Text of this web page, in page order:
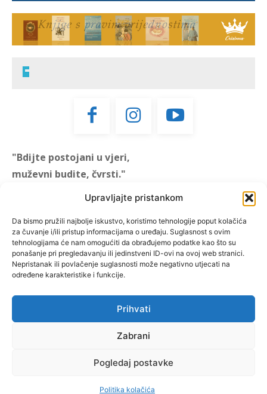
Upravljajte pristankom
Da bismo pružili najbolje iskustvo, koristimo tehnologije poput kolačića
za čuvanje i/ili pristup informacijama o uređaju. Suglasnost s ovim
tehnologijama će nam omogućiti da obrađujemo podatke kao što su
ponašanje pri pregledavanju ili jedinstveni ID-ovi na ovoj web stranici.
Nepristanak ili povlačenje suglasnosti može negativno utjecati na
određene karakteristike i funkcije.
Prihvati
Zabrani
Pogledaj postavke
Politika kolačića
"Bdijte postojani u vjeri,
muževni budite, čvrsti."
"Muževni budite" prvi je
hrvatski portal za katoličke
muškarce koji pokušava
reafirmirati u današnje
vrijeme itekako narušen
biblijski koncept muževnosti,
koji pokušavamo osvijetliti iz
više aspekata, prigodnih
rubrika i poticajnih inicijativa.